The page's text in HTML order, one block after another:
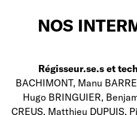
NOS
Régisseur.se.s et
BACHIMONT, Manu
Hugo BRINGUIER,
CREUS, Matthieu DUPUIS,